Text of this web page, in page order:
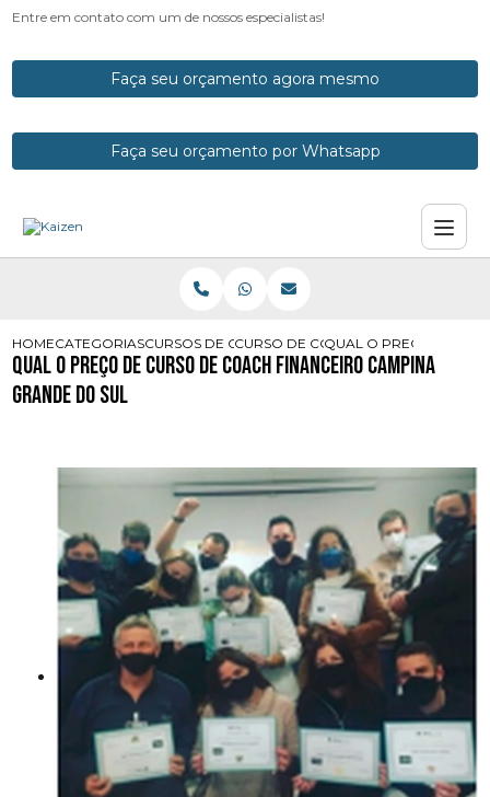
Entre em contato com um de nossos especialistas!
Faça seu orçamento agora mesmo
Faça seu orçamento por Whatsapp
HOMECATEGORIASCURSOS DE COACHCURSO DE COACH COM
QUAL O PRECO DE
Qual o Preço de Curso de Coach Financeiro Campina
Grande do Sul